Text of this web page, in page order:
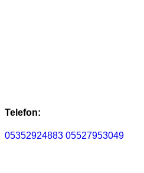
Telefon:
05352924883 05527953049